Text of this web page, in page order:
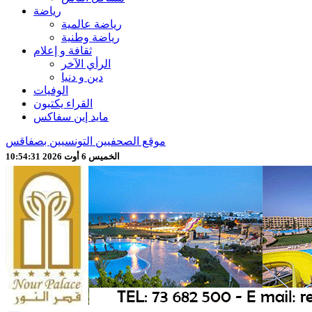
رياضة
رياضة عالمية
رياضة وطنية
ثقافة و إعلام
الرأي الآخر
دين و دنيا
الوفيات
القراء يكتبون
مايد إين سفاكس
موقع الصحفيين التونسيين بصفاقس
الخميس 6 أوت 2026 10:54:33